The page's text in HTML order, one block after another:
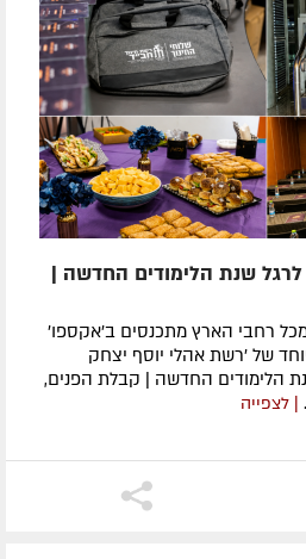
לרגל שנת הלימודים החדשה |
רחבי הארץ מתכנסים ב'אקספו'
של 'רשת אהלי יוסף יצחק
הלימודים החדשה | קבלת הפנים,
| לצפייה